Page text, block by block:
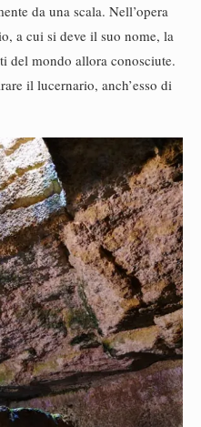
da una scala. Nell’opera
a cui si deve il suo nome, la
del mondo allora conosciute.
il lucernario, anch’esso di